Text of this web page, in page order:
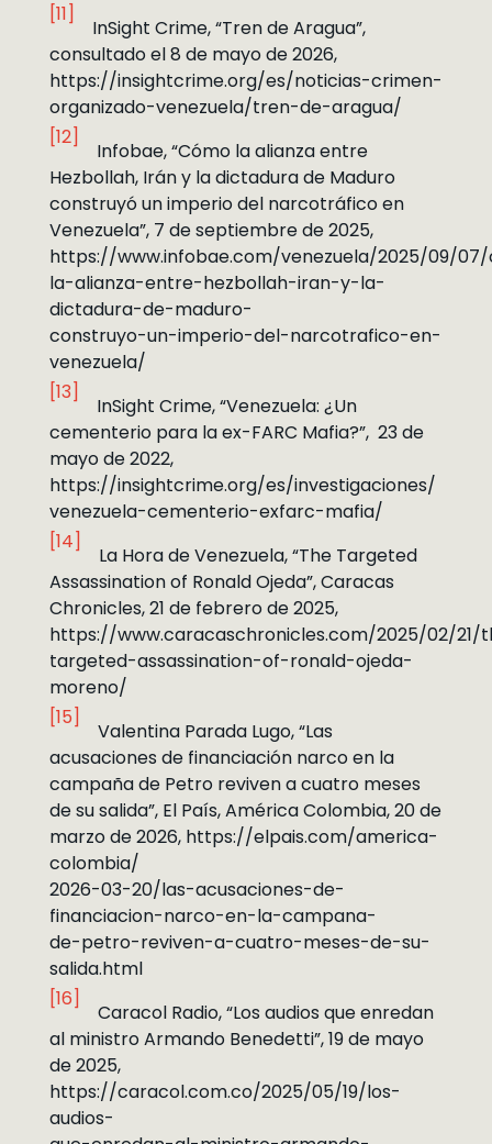
[11]
InSight Crime, “Tren de Aragua”,
consultado el 8 de mayo de 2026,
https://insightcrime.org/es/noticias-crimen-
organizado-venezuela/tren-de-aragua/
[12]
Infobae, “Cómo la alianza entre
Hezbollah, Irán y la dictadura de Maduro
construyó un imperio del narcotráfico en
Venezuela”, 7 de septiembre de 2025,
https://www.infobae.com/venezuela/2025/09/
la-alianza-entre-hezbollah-iran-y-la-
dictadura-de-maduro-
construyo-un-imperio-del-narcotrafico-en-
venezuela/
[13]
InSight Crime, “Venezuela: ¿Un
cementerio para la ex-FARC Mafia?”, 23 de
mayo de 2022,
https://insightcrime.org/es/investigaciones/
venezuela-cementerio-exfarc-mafia/
[14]
La Hora de Venezuela, “The Targeted
Assassination of Ronald Ojeda”, Caracas
Chronicles, 21 de febrero de 2025,
https://www.caracaschronicles.com/2025/02/21/
targeted-assassination-of-ronald-ojeda-
moreno/
[15]
Valentina Parada Lugo, “Las
acusaciones de financiación narco en la
campaña de Petro reviven a cuatro meses
de su salida”, El País, América Colombia, 20 de
marzo de 2026, https://elpais.com/america-
colombia/
2026-03-20/las-acusaciones-de-
financiacion-narco-en-la-campana-
de-petro-reviven-a-cuatro-meses-de-su-
salida.html
[16]
Caracol Radio, “Los audios que enredan
al ministro Armando Benedetti”, 19 de mayo
de 2025,
https://caracol.com.co/2025/05/19/los-
audios-